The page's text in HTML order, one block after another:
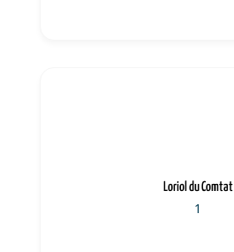
Loriol du Comtat
1